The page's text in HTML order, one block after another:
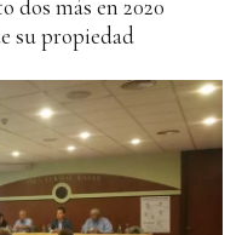
dos más en 2020
su propiedad